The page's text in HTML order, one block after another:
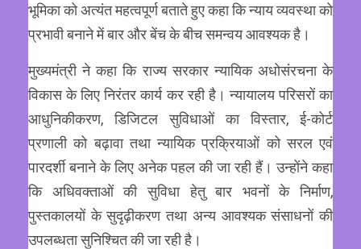
भूमिका को अत्यंत महत्वपूर्ण बताते हुए कहा कि न्याय व्यवस्था को
प्रभावी बनाने में बार और बेंच के बीच समन्वय आवश्यक है।
मुख्यमंत्री ने कहा कि राज्य सरकार न्यायिक अधोसंरचना के
विकास के लिए निरंतर कार्य कर रही है। न्यायालय परिसरों का
आधुनिकीकरण, डिजिटल सुविधाओं का विस्तार, ई-कोर्ट
प्रणाली को बढ़ावा तथा न्यायिक प्रक्रियाओं को सरल एवं
पारदर्शी बनाने के लिए अनेक पहल की जा रही हैं। उन्होंने कहा
कि अधिवक्ताओं की सुविधा हेतु बार भवनों के निर्माण,
पुस्तकालयों के सुदृढ़ीकरण तथा अन्य आवश्यक संसाधनों की
उपलब्धता सुनिश्चित की जा रही है।